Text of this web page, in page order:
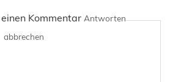
Kommentar Antworten
abbrechen